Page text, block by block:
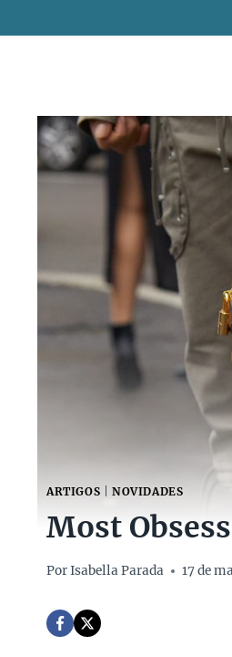
ARTIGOS NOVIDADES
Most
PorIsabella Parada 17 de